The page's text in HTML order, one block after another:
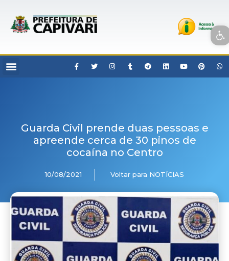
Open toolbar
Guarda Civil prende duas pessoas e
apreende cerca de 30 pinos de
cocaína no Centro
10/08/2021 Voltar para NOTÍCIAS